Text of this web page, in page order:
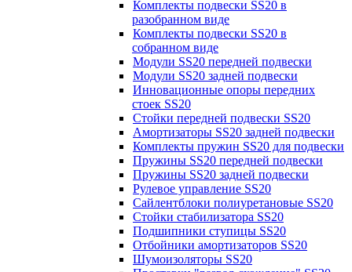
Комплекты подвески SS20 в
разобранном виде
Комплекты подвески SS20 в
собранном виде
Модули SS20 передней подвески
Модули SS20 задней подвески
Инновационные опоры передних
стоек SS20
Стойки передней подвески SS20
Амортизаторы SS20 задней подвески
Комплекты пружин SS20 для подвески
Пружины SS20 передней подвески
Пружины SS20 задней подвески
Рулевое управление SS20
Сайлентблоки полиуретановые SS20
Стойки стабилизатора SS20
Подшипники ступицы SS20
Отбойники амортизаторов SS20
Шумоизоляторы SS20